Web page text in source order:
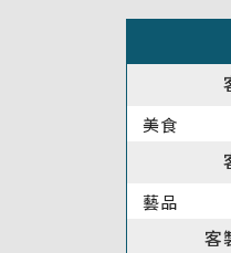
美食
藝品
客